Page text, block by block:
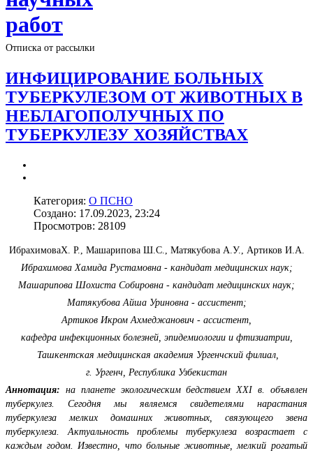
работ
Отписка от рассылки
ИНФИЦИРОВАНИЕ БОЛЬНЫХ
ТУБЕРКУЛЕЗОМ ОТ ЖИВОТНЫХ В
НЕБЛАГОПОЛУЧНЫХ ПО
ТУБЕРКУЛЕЗУ ХОЗЯЙСТВАХ
Категория: О ПСНО
Создано: 17.09.2023, 23:24
Просмотров: 28109
ИбрахимоваХ. Р., Машарипова Ш.С., Матякубова А.У., Артиков И.А.
Ибрахимова Хамида Рустамовна - кандидат медицинских наук;
Машарипова Шохиста Собировна - кандидат медицинских наук;
Матякубова Айша Уриновна - ассистент;
Артиков Икром Ахмеджанович - ассистент,
кафедра инфекционных болезней, эпидемиологии и фтизиатрии,
Ташкентская медицинская академия Ургенчский филиал,
г. Ургенч, Республика Узбекистан
Аннотация: на планете экологическим бедствием XХI в. объявлен
туберкулез. Сегодня мы являемся свидетелями нарастания
туберкулеза мелких домашних животных, связующего звена
туберкулеза. Актуальность проблемы туберкулеза возрастает с
каждым годом. Известно, что больные животные, мелкий рогатый